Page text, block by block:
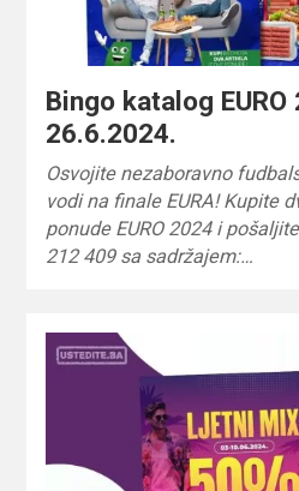
Bingo katalog
26.6.2024.
Osvojite nezaboravno
vodi na finale EURA! Kupite
ponude EURO 2024 i
212 409 sa sadržajem:…